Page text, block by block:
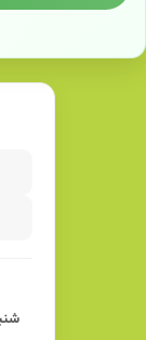
شنبه